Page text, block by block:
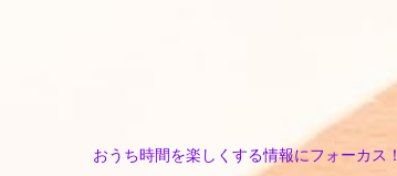
おうち時間を楽しくする情報にフォーカス！